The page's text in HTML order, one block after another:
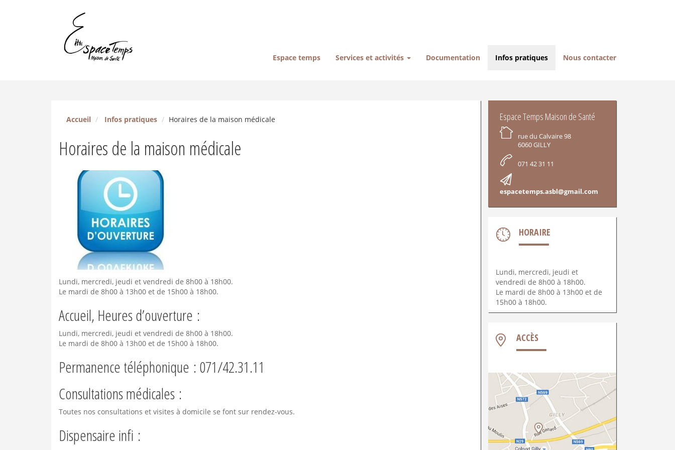
Espace temps Services et activités Documentation Infos pratiques Nous contacter
Accueil Infos pratiques Horaires de la maison médicale
Horaires de la maison médicale
Lundi, mercredi, jeudi et vendredi de 8h00 à 18h00.
Le mardi de 8h00 à 13h00 et de 15h00 à 18h00.
Accueil, Heures d’ouverture :
Lundi, mercredi, jeudi et vendredi de 8h00 à 18h00.
Le mardi de 8h00 à 13h00 et de 15h00 à 18h00.
Permanence téléphonique : 071/42.31.11
Consultations médicales :
Toutes nos consultations et visites à domicile se font sur rendez-vous.
Dispensaire infi :
Espace Temps Maison de Santé
rue du Calvaire 98
6060 GILLY
071 42 31 11
espacetemps.asbl@gmail.com
HORAIRE
Lundi, mercredi, jeudi et
vendredi de 8h00 à 18h00.
Le mardi de 8h00 à 13h00 et de
15h00 à 18h00.
ACCÈS